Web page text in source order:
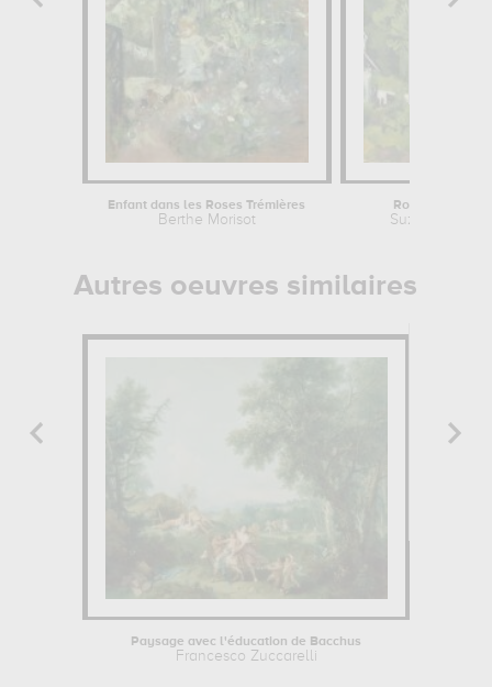
Enfant dans les Roses Trémières
Berthe Morisot
Route dans la
Suzanne
Autres oeuvres similaires
Paysage avec l'éducation de Bacchus
Francesco Zuccarelli